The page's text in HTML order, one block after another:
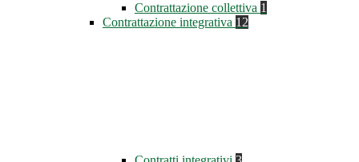
Contrattazione collettiva 1
Contrattazione integrativa 12